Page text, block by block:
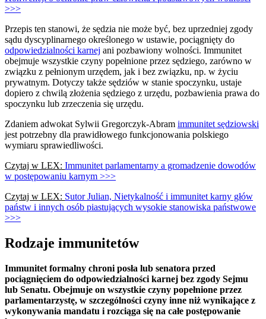
>>>
Przepis ten stanowi, że sędzia nie może być, bez uprzedniej zgody
sądu dyscyplinarnego określonego w ustawie, pociągnięty do
odpowiedzialności karnej ani pozbawiony wolności. Immunitet
obejmuje wszystkie czyny popełnione przez sędziego, zarówno w
związku z pełnionym urzędem, jak i bez związku, np. w życiu
prywatnym. Dotyczy także sędziów w stanie spoczynku, ustaje
dopiero z chwilą złożenia sędziego z urzędu, pozbawienia prawa do
spoczynku lub zrzeczenia się urzędu.
Zdaniem adwokat Sylwii Gregorczyk-Abram immunitet sędziowski
jest potrzebny dla prawidłowego funkcjonowania polskiego
wymiaru sprawiedliwości.
Czytaj w LEX: Immunitet parlamentarny a gromadzenie dowodów
w postępowaniu karnym >>>
Czytaj w LEX: Sutor Julian, Nietykalność i immunitet karny głów
państw i innych osób piastujących wysokie stanowiska państwowe
>>>
Rodzaje immunitetów
Immunitet formalny chroni posła lub senatora przed
pociągnięciem do odpowiedzialności karnej bez zgody Sejmu
lub Senatu. Obejmuje on wszystkie czyny popełnione przez
parlamentarzystę, w szczególności czyny inne niż wynikające z
wykonywania mandatu i rozciąga się na całe postępowanie